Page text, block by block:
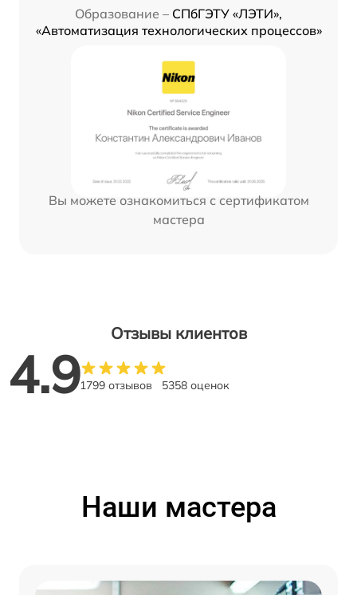
Образование – СПбГЭТУ «ЛЭТИ»,
«Автоматизация технологических процессов»
Вы можете ознакомиться с сертификатом
мастера
Отзывы клиентов
4.91799 отзывов 5358 оценок
Наши мастера